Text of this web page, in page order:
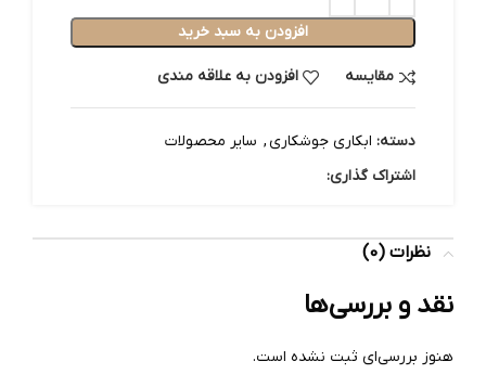
افزودن به سبد خرید
مقایسه افزودن به علاقه مندی
دسته: ابکاری جوشکاری, سایر محصولات
اشتراک گذاری:
نظرات (0)
نقد و بررسی‌ها
هنوز بررسی‌ای ثبت نشده است.